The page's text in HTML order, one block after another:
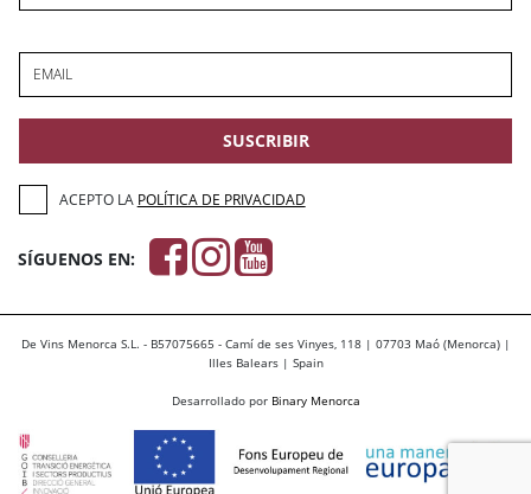
EMAIL
SUSCRIBIR
ACEPTO LA POLÍTICA DE PRIVACIDAD
SÍGUENOS EN:
De Vins Menorca S.L. - B57075665 - Camí de ses Vinyes, 118 | 07703 Maó (Menorca) |
Illes Balears | Spain
Desarrollado por Binary Menorca